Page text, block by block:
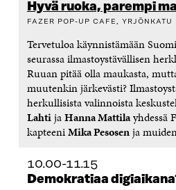
Hyvä ruoka, parempi
FAZER POP-UP CAFE, YRJÖNKATU
Tervetuloa käynnistämään
seurassa ilmastoystävällisen
Ruuan pitää olla maukasta,
muutenkin järkevästi?
herkullisista valinnoista
LahtijaHanna Mattilayhdessä
kapteeniMika Pesosenja
10.00-11.15
Demokratiaa